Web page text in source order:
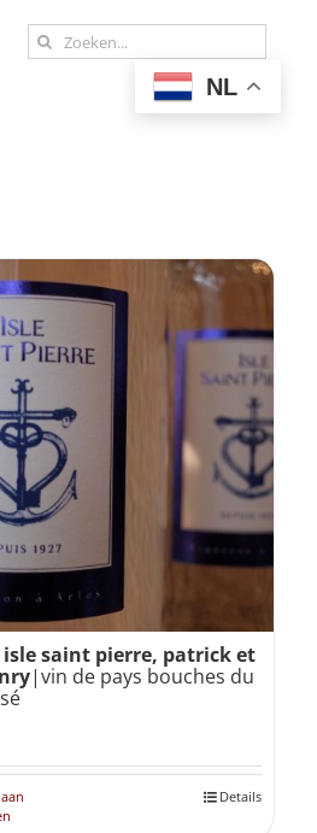
Zoeken
naar:
NL
saint pierre, patrick et
|vin de pays bouches du
Details